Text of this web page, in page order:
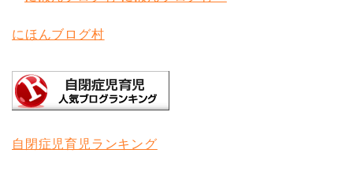
にほんブログ村
自閉症児育児ランキング